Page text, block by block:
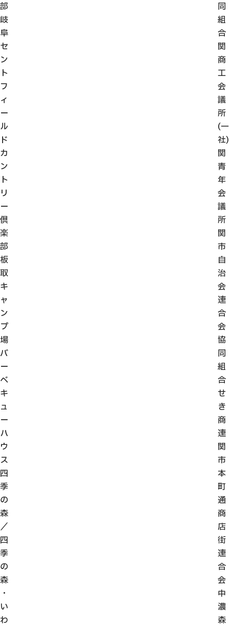
部
岐
阜
セ
ン
ト
フ
ィ
ー
ル
ド
カ
ン
ト
リ
ー
倶
楽
部
板
取
キ
ャ
ン
プ
場
バ
ー
ベ
キ
ュ
ー
ハ
ウ
ス
四
季
の
森
／
四
季
の
森
・
い
わ
同
組
合
関
商
工
会
議
所
(一
社)
関
青
年
会
議
所
関
市
自
治
会
連
合
会
協
同
組
合
せ
き
商
連
関
市
本
町
通
商
店
街
連
合
会
中
濃
森